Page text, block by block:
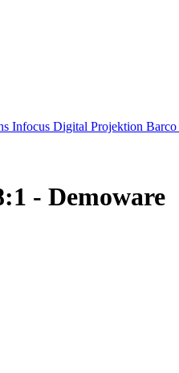
Infocus Digital Projektion Barco
- Demoware